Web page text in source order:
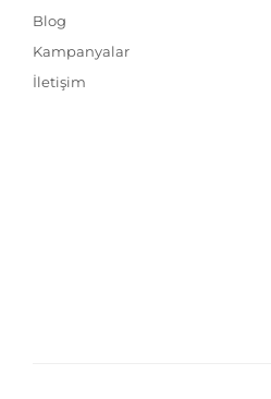
Blog
Kampanyalar
İletişim